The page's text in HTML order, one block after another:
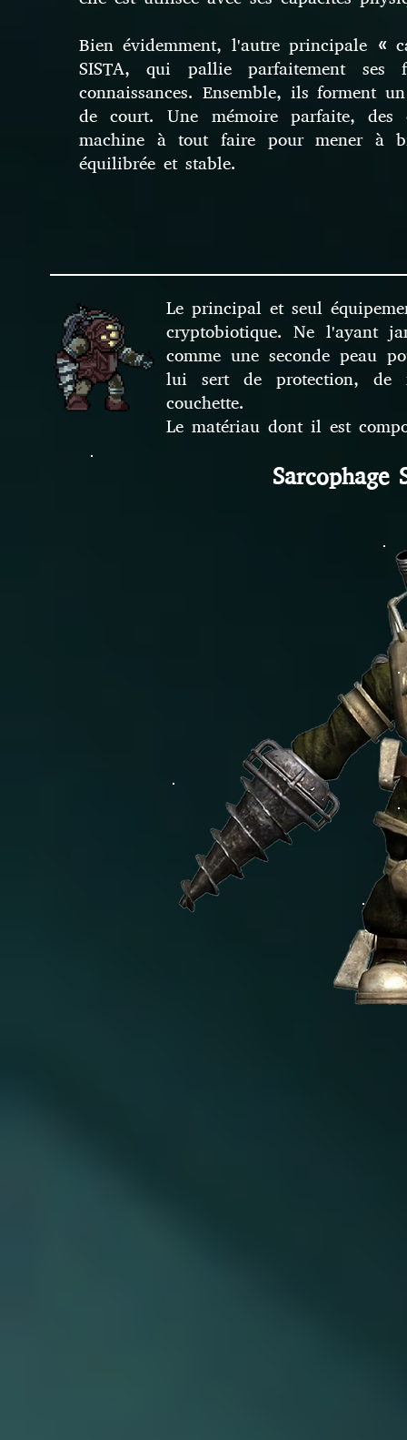
Bien évidemment, l'autre principale «
SISTA, qui pallie parfaitement ses
connaissances. Ensemble, ils forment
de court. Une mémoire parfaite, des
machine à tout faire pour mener à
équilibrée et stable.
Le principal et seul
cryptobiotique. Ne l'ayant
comme une seconde peau
lui sert de protection, de
couchette.
Le matériau dont il est
Sarcophage